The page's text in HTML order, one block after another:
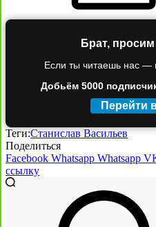
Брат,
Если ты читаешь нас —
Добьём 5000
Перейти
Теги:Станислав Васильев
Поделиться
Facebook Whatsapp Whatsapp
ссылку